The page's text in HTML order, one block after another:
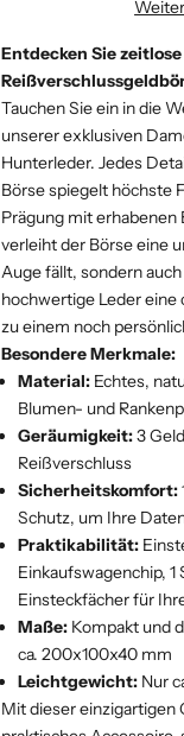
Entdecken Sie
Tauchen Sie ein in die
unserer exklusiven
Hunterleder. Jedes
Börse spiegelt höchste
Prägung mit
verleiht der Börse eine
Auge fällt, sondern
hochwertige Leder eine
zu einem noch
Besondere Merkmale:
Material: Echtes,
Blumen- und
Geräumigkeit:3
Reißverschluss
Sicherheitskomfort:
Schutz, um Ihre
Praktikabilität:
Einkaufswagenchip,
Einsteckfächer für
Maße: Kompakt und
ca. 200x100x40 mm
Leichtgewicht: Nur
Mit dieser einzigartigen